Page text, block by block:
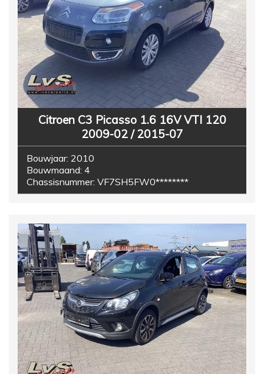
Citroen C3 Picasso 1.6 16V VTI 120
2009-02 / 2015-07
Bouwjaar: 2010
Bouwmaand: 4
Chassisnummer: VF7SH5FW0********